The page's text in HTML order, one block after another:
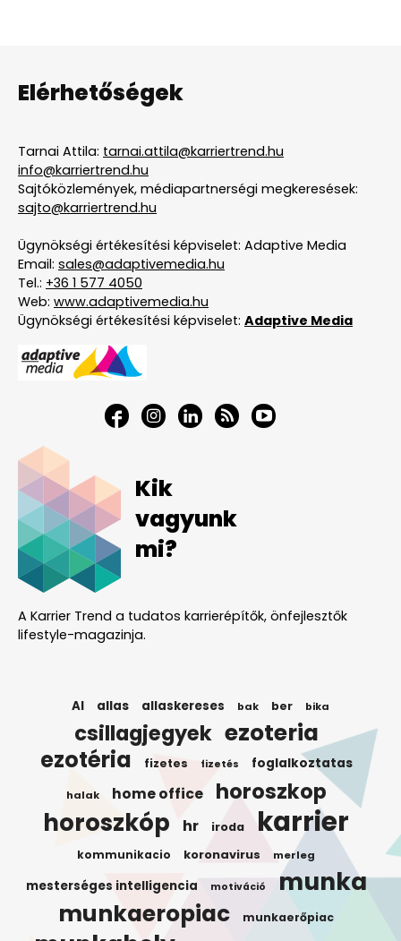
Elérhetőségek
Tarnai Attila: tarnai.attila@karriertrend.hu
info@karriertrend.hu
Sajtóközlemények, médiapartnerségi megkeresések:
sajto@karriertrend.hu
Ügynökségi értékesítési képviselet: Adaptive Media
Email: sales@adaptivemedia.hu
Tel.: +36 1 577 4050
Web: www.adaptivemedia.hu
Ügynökségi értékesítési képviselet: Adaptive Media
Kik
vagyunk
mi?
A Karrier Trend a tudatos karrierépítők, önfejlesztők
lifestyle-magazinja.
AI allas allaskereses bak ber bika
csillagjegyek ezoteria
ezotéria fizetes fizetés foglalkoztatas
halak home office horoszkop
horoszkóp hr iroda karrier
kommunikacio koronavirus merleg
mesterséges intelligencia motiváció munka
munkaeropiac munkaerőpiac